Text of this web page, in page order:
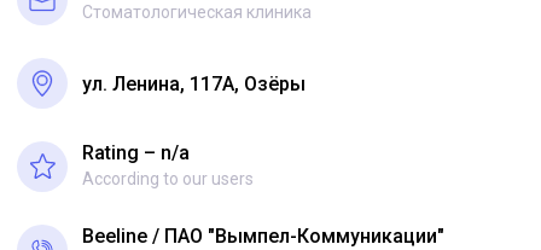
Стоматологическая клиника
ул. Ленина, 117А, Озёры
Rating – n/a
According to our users
Beeline ПАО "Вымпел-Коммуникации"